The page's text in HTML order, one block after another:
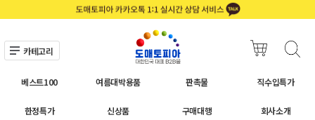
카테고리
베스트100 여름대박용품 판촉물 직수입특가
한정특가 신상품 구매대행 회사소개